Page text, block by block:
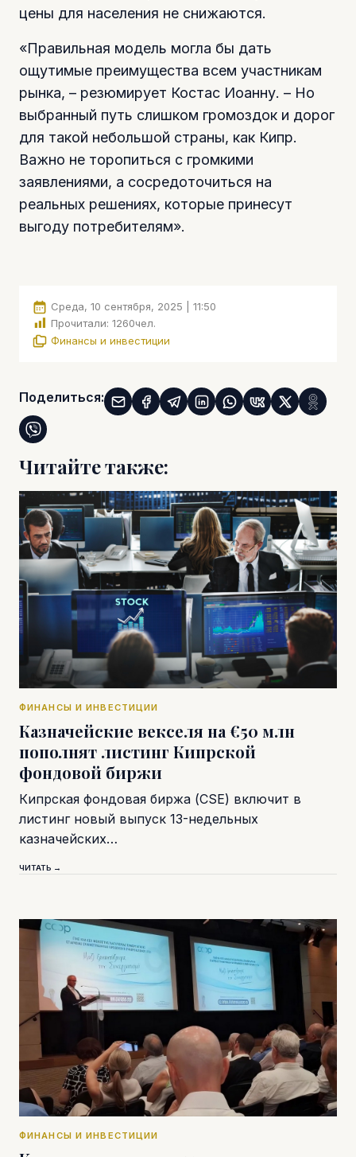
цены для населения не снижаются.
«Правильная модель могла бы дать
ощутимые преимущества всем участникам
рынка, – резюмирует Костас Иоанну. – Но
выбранный путь слишком громоздок и дорог
для такой небольшой страны, как Кипр.
Важно не торопиться с громкими
заявлениями, а сосредоточиться на
реальных решениях, которые принесут
выгоду потребителям».
Среда, 10 сентября, 2025 | 11:50
Прочитали: 1260чел.
Финансы и инвестиции
Поделиться:
Читайте также:
ФИНАНСЫ И ИНВЕСТИЦИИ
Казначейские векселя на €50 млн
пополнят листинг Кипрской
фондовой биржи
Кипрская фондовая биржа (CSE) включит в
листинг новый выпуск 13-недельных
казначейских…
ЧИТАТЬ →
ФИНАНСЫ И ИНВЕСТИЦИИ